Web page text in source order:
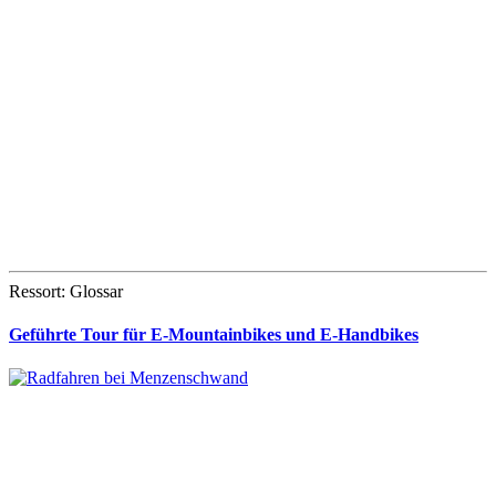
Ressort: Glossar
Geführte Tour für E-Mountainbikes und E-Handbikes